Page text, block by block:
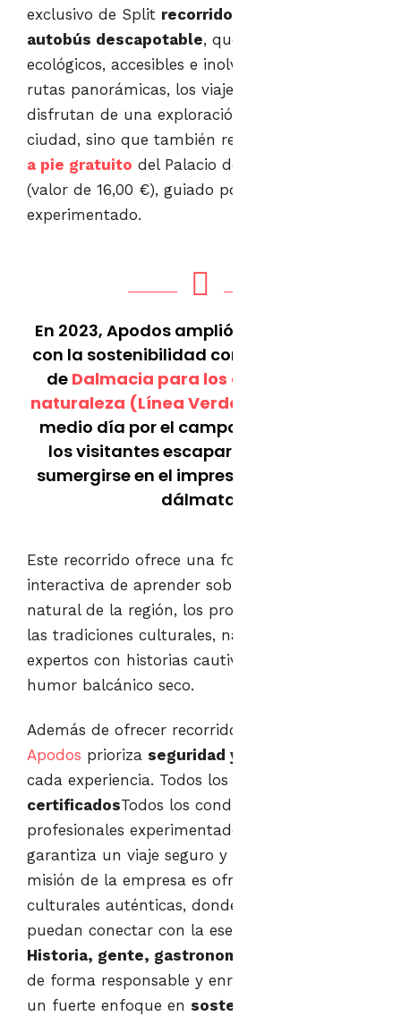
exclusivo de Split recorrido turístico en
autobús descapotable, que ofrece recorridos
ecológicos, accesibles e inolvidables. Con cinco
rutas panorámicas, los viajeros no solo
disfrutan de una exploración fluida de la
ciudad, sino que también reciben...
a pie gratuito del Palacio de Diocleciano
(valor de 16,00 €), guiado por un local
experimentado.
En 2023, Apodos amplió su compromiso
con la sostenibilidad con el lanzamiento
de Dalmacia para los amantes de la
naturaleza (Línea Verde)
medio día por el campo, que permite a
los visitantes escapar de la ciudad y
sumergirse en el impresionante paisaje
dálmata.
Este recorrido ofrece una forma divertida e
interactiva de aprender sobre la belleza
natural de la región, los productos locales y
las tradiciones culturales, narradas por guías
expertos con historias cautivadoras y un
humor balcánico seco.
Además de ofrecer recorridos excepcionales,
Apodos prioriza seguridad y autenticidad
cada experiencia. Todos los guías son
certificadosTodos los conductores son
profesionales experimentados, lo que
garantiza un viaje seguro y placentero. La
misión de la empresa es ofrecer experiencias
culturales auténticas, donde los pasajeros
puedan conectar con la esencia de Dalmacia.
Historia, gente, gastronomía y tradiciones
de forma responsable y enriquecedora. Con
un fuerte enfoque en sostenibilidad y